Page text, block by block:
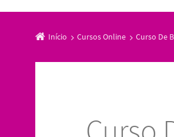
Início Cursos Online Curso De